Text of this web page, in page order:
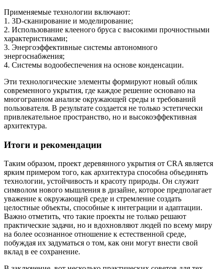
Применяемые технологии включают:
1. 3D-сканирование и моделирование;
2. Использование клееного бруса с высокими прочностными
характеристиками;
3. Энергоэффективные системы автономного
энергоснабжения;
4. Системы водообеспечения на основе конденсации.
Эти технологические элементы формируют новый облик
современного укрытия, где каждое решение основано на
многогранном анализе окружающей среды и требований
пользователя. В результате создается не только эстетически
привлекательное пространство, но и высокоэффективная
архитектура.
Итоги и рекомендации
Таким образом, проект деревянного укрытия от CRA является
ярким примером того, как архитектура способна объединять
технологии, устойчивость и красоту природы. Он служит
символом нового мышления в дизайне, которое предполагает
уважение к окружающей среде и стремление создать
целостные объекты, способные к интеграции и адаптации.
Важно отметить, что такие проекты не только решают
практические задачи, но и вдохновляют людей по всему миру
на более осознанное отношение к естественной среде,
побуждая их задуматься о том, как они могут внести свой
вклад в ее сохранение.